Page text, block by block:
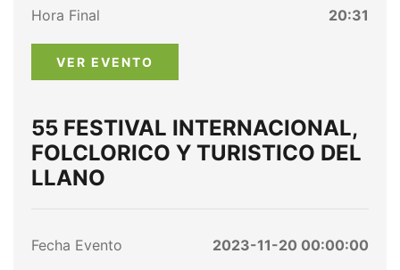
Hora Final
20:31
VER EVENTO
55 FESTIVAL INTERNACIONAL,
FOLCLORICO Y TURISTICO DEL
LLANO
Fecha Evento
2023-11-20 00:00:00